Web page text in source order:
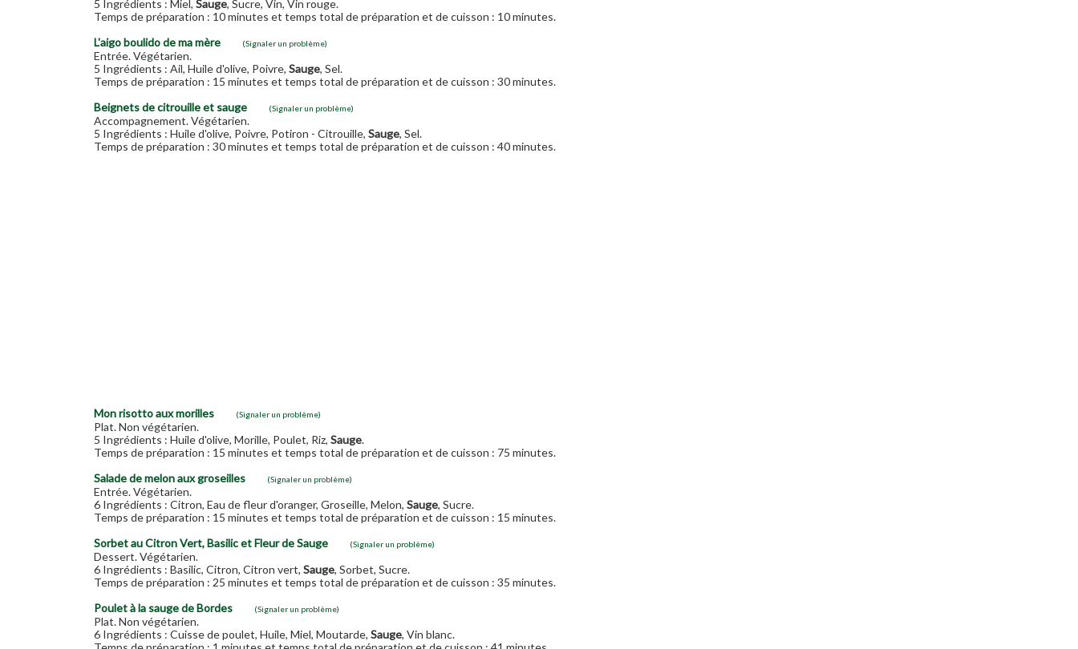
5 Ingrédients : Miel, Sauge, Sucre, Vin, Vin rouge.
Temps de préparation : 10 minutes et temps total de préparation et de cuisson : 10 minutes.
L'aigo boulido de ma mère
(Signaler un problème)
Entrée. Végétarien.
5 Ingrédients : Ail, Huile d'olive, Poivre, Sauge, Sel.
Temps de préparation : 15 minutes et temps total de préparation et de cuisson : 30 minutes.
Beignets de citrouille et sauge
(Signaler un problème)
Accompagnement. Végétarien.
5 Ingrédients : Huile d'olive, Poivre, Potiron - Citrouille, Sauge, Sel.
Temps de préparation : 30 minutes et temps total de préparation et de cuisson : 40 minutes.
Mon risotto aux morilles (Signaler un problème)
Plat. Non végétarien.
5 Ingrédients : Huile d'olive, Morille, Poulet, Riz, Sauge.
Temps de préparation : 15 minutes et temps total de préparation et de cuisson : 75 minutes.
Salade de melon aux groseilles
(Signaler un problème)
Entrée. Végétarien.
6 Ingrédients : Citron, Eau de fleur d'oranger, Groseille, Melon, Sauge, Sucre.
Temps de préparation : 15 minutes et temps total de préparation et de cuisson : 15 minutes.
Sorbet au Citron Vert, Basilic et Fleur de Sauge
(Signaler un problème)
Dessert. Végétarien.
6 Ingrédients : Basilic, Citron, Citron vert, Sauge, Sorbet, Sucre.
Temps de préparation : 25 minutes et temps total de préparation et de cuisson : 35 minutes.
Poulet à la sauge de Bordes
(Signaler un problème)
Plat. Non végétarien.
6 Ingrédients : Cuisse de poulet, Huile, Miel, Moutarde, Sauge, Vin blanc.